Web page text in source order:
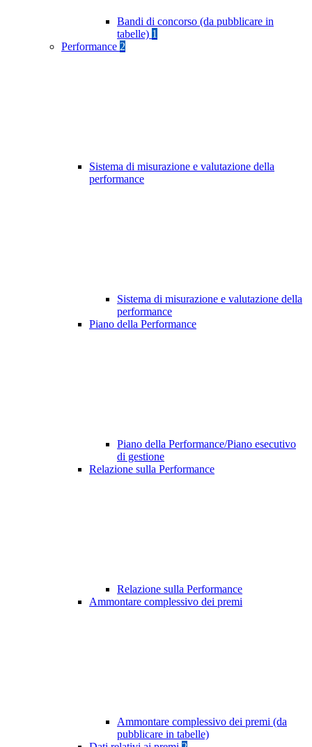
Bandi di concorso (da pubblicare in
tabelle) 1
Performance 2
Sistema di misurazione e valutazione della
performance
Sistema di misurazione e valutazione della
performance
Piano della Performance
Piano della Performance/Piano esecutivo
di gestione
Relazione sulla Performance
Relazione sulla Performance
Ammontare complessivo dei premi
Ammontare complessivo dei premi (da
pubblicare in tabelle)